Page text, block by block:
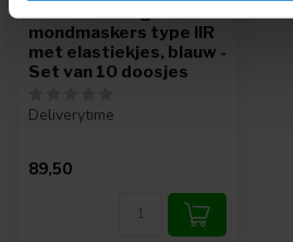
Romed chirurgische
mondmaskers type IIR
met elastiekjes, blauw -
Set van 10 doosjes
Deliverytime
89,50